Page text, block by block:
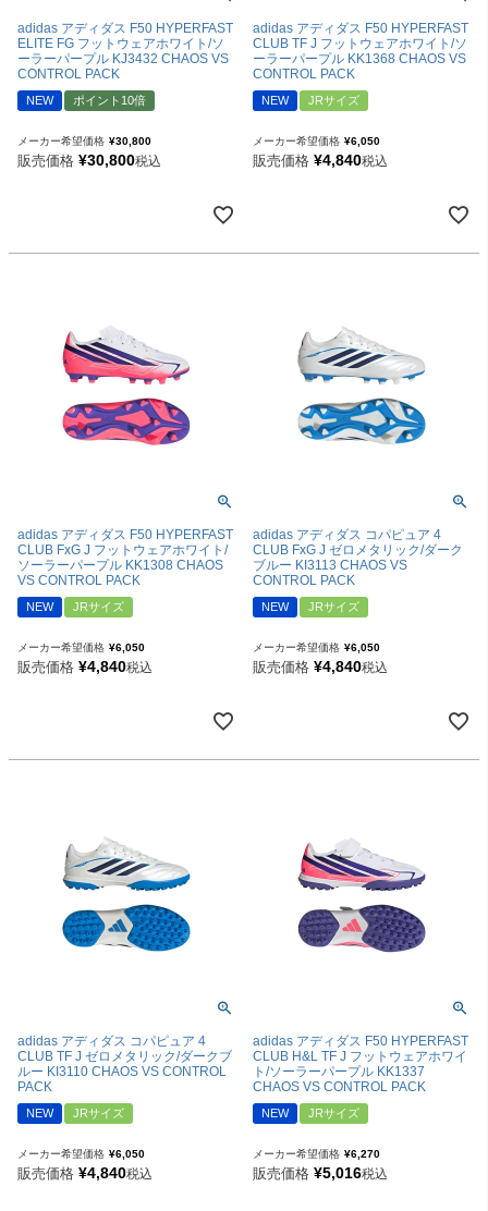
adidas アディダス F50 HYPERFAST
ELITE FG フットウェアホワイト/ソ
ーラーパープル KJ3432 CHAOS VS
CONTROL PACK
NEW ポイント10倍
メーカー希望価格 ¥30,800
販売価格 ¥30,800税込
adidas アディダス F50 HYPERFAST
CLUB TF J フットウェアホワイト/ソ
ーラーパープル KK1368 CHAOS VS
CONTROL PACK
NEW JRサイズ
メーカー希望価格 ¥6,050
販売価格 ¥4,840税込
adidas アディダス F50 HYPERFAST
CLUB FxG J フットウェアホワイト/
ソーラーパープル KK1308 CHAOS
VS CONTROL PACK
NEW JRサイズ
メーカー希望価格 ¥6,050
販売価格 ¥4,840税込
adidas アディダス コパピュア 4
CLUB FxG J ゼロメタリック/ダーク
ブルー KI3113 CHAOS VS
CONTROL PACK
NEW JRサイズ
メーカー希望価格 ¥6,050
販売価格 ¥4,840税込
adidas アディダス コパピュア 4
CLUB TF J ゼロメタリック/ダークブ
ルー KI3110 CHAOS VS CONTROL
PACK
NEW JRサイズ
メーカー希望価格 ¥6,050
販売価格 ¥4,840税込
adidas アディダス F50 HYPERFAST
CLUB H&L TF J フットウェアホワイ
ト/ソーラーパープル KK1337
CHAOS VS CONTROL PACK
NEW JRサイズ
メーカー希望価格 ¥6,270
販売価格 ¥5,016税込